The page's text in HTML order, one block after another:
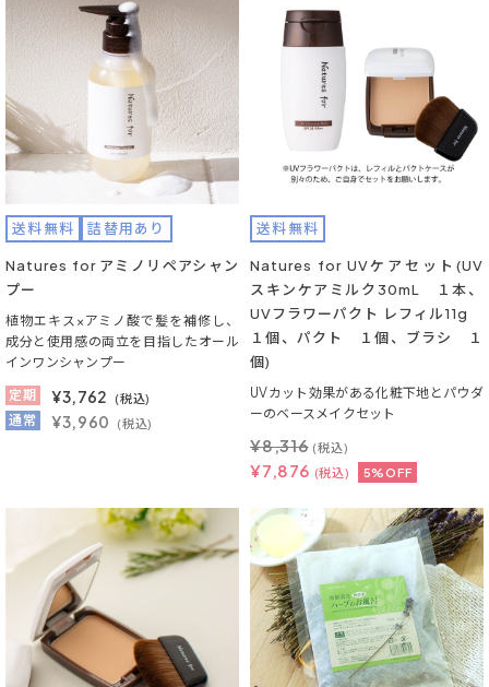
送料無料 詰替用あり
Natures for アミノリペアシャン
プー
植物エキス×アミノ酸で髪を補修し、
成分と使用感の両立を目指したオール
インワンシャンプー
定期
¥3,762 (税込)
通常 ¥3,960 (税込)
送料無料
Natures for UVケアセット(UV
スキンケアミルク30mL １本、
UVフラワーパクト レフィル11g
１個、パクト １個、ブラシ １
個)
UVカット効果がある化粧下地とパウダ
ーのベースメイクセット
¥7,876 (税込) 5%OFF
¥8,316 (税込)